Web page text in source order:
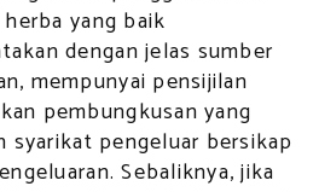
yang baik
dengan jelas sumber
mempunyai pensijilan
pembungkusan yang
syarikat pengeluar bersikap
Sebaliknya, jika